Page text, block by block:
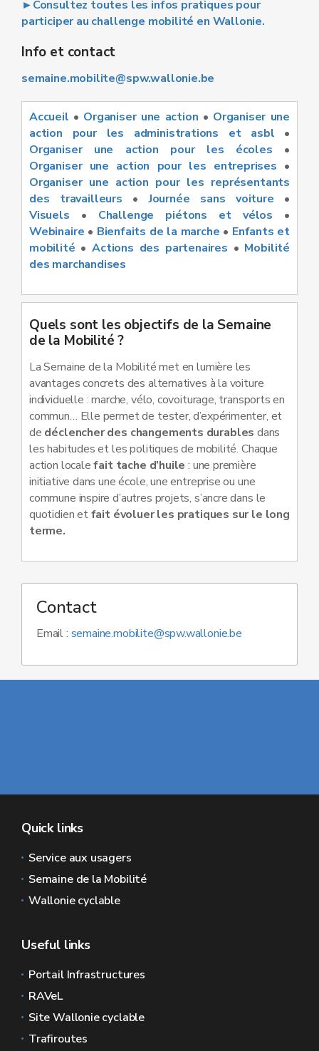
►Consultez toutes les infos pratiques pour
participer au challenge mobilité en Wallonie.
Info et contact
semaine.mobilite@spw.wallonie.be
Accueil • Organiser une action • Organiser une
action pour les administrations et asbl •
Organiser une action pour les écoles •
Organiser une action pour les entreprises •
Organiser une action pour les représentants
des travailleurs •Journée sans voiture •
Visuels • Challenge piétons et vélos •
Webinaire • Bienfaits de la marche • Enfants et
mobilité •Actions des partenaires • Mobilité
des marchandises
Quels sont les objectifs de la Semaine
de la Mobilité ?
La Semaine de la Mobilité met en lumière les
avantages concrets des alternatives à la voiture
individuelle : marche, vélo, covoiturage, transports en
commun… Elle permet de tester, d’expérimenter, et
de déclencher des changements durables dans
les habitudes et les politiques de mobilité. Chaque
action localefait tache d’huile : une première
initiative dans une école, une entreprise ou une
commune inspire d’autres projets, s’ancre dans le
quotidien etfait évoluer les pratiques sur le long
terme.
Contact
Email : semaine.mobilite@spw.wallonie.be
Quick links
Service aux usagers
Semaine de la Mobilité
Wallonie cyclable
Useful links
Portail Infrastructures
RAVeL
Site Wallonie cyclable
Trafiroutes